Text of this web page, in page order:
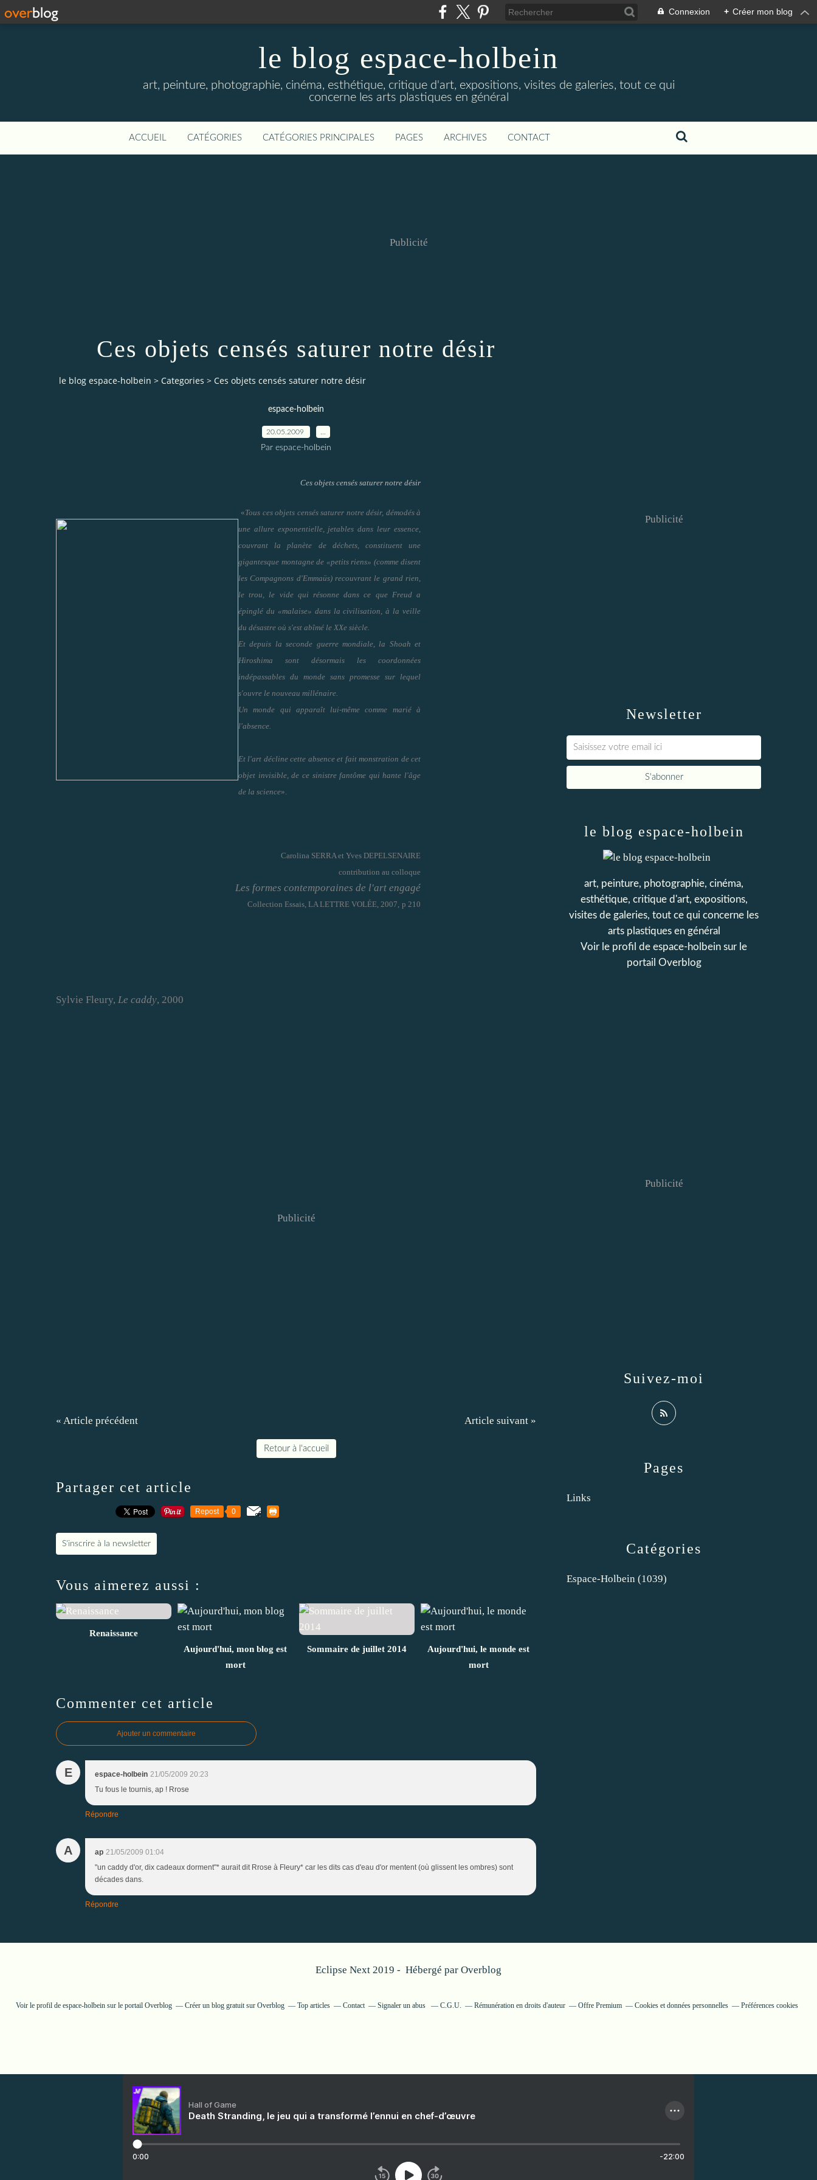
Connexion + Créer mon blog
le blog espace-holbein
art, peinture, photographie, cinéma, esthétique, critique d'art, expositions, visites de galeries, tout ce qui
concerne les arts plastiques en général
ACCUEIL CATÉGORIES CATÉGORIES PRINCIPALES PAGES ARCHIVES CONTACT
Publicité
Ces objets censés saturer notre désir
le blog espace-holbein > Categories > Ces objets censés saturer notre désir
espace-holbein
20.05.2009
Par espace-holbein
Ces objets censés saturer notre désir
«Tous ces objets censés saturer notre désir, démodés à
une allure exponentielle, jetables dans leur essence,
couvrant la planète de déchets, constituent une
gigantesque montagne de «petits riens» (comme disent
les Compagnons d'Emmaüs) recouvrant le grand rien,
le trou, le vide qui résonne dans ce que Freud a
épinglé du «malaise» dans la civilisation, à la veille
du désastre où s'est abîmé le XXe siècle.
Et depuis la seconde guerre mondiale, la Shoah et
Hiroshima sont désormais les coordonnées
indépassables du monde sans promesse sur lequel
s'ouvre le nouveau millénaire.
Un monde qui apparaît lui-même comme marié à
l'absence.
Et l'art décline cette absence et fait monstration de cet
objet invisible, de ce sinistre fantôme qui hante l'âge
de la science».
Carolina SERRA et Yves DEPELSENAIRE
contribution au colloque
Les formes contemporaines de l'art engagé
Collection Essais, LA LETTRE VOLÉE, 2007, p 210
Sylvie Fleury, Le caddy, 2000
Publicité
« Article précédent Article suivant »
Retour à l'accueil
Partager cet article
Repost 0
S'inscrire à la newsletter
Vous aimerez aussi :
Renaissance
Aujourd'hui, mon blog est
mort
Sommaire de juillet 2014
Aujourd'hui, le monde est
mort
Commenter cet article
Ajouter un commentaire
E espace-holbein 21/05/2009 20:23
Tu fous le tournis, ap ! Rrose
Répondre
A ap 21/05/2009 01:04
"un caddy d'or, dix cadeaux dorment"* aurait dit Rrose à Fleury* car les dits cas d'eau d'or mentent (où glissent les ombres) sont
décades dans.
Répondre
Newsletter
Publicité
Catégories
Espace-Holbein (1039)
Pages
Links
le blog espace-holbein
art, peinture, photographie, cinéma,
esthétique, critique d'art, expositions,
visites de galeries, tout ce qui concerne les
arts plastiques en général
Voir le profil de espace-holbein sur le
portail Overblog
Suivez-moi
Publicité
Eclipse Next 2019 - Hébergé par Overblog
Voir le profil de espace-holbeinsur le portail Overblog Créer un blog gratuit sur Overblog Top articles Contact Signaler un abus C.G.U. Rémunération en droits d'auteur Offre Premium Cookies et données personnelles Préférences cookies
Hall of Game
Death Stranding, le jeu qui a transformé l’ennui en chef-d’œuvre
0:00 -22:00